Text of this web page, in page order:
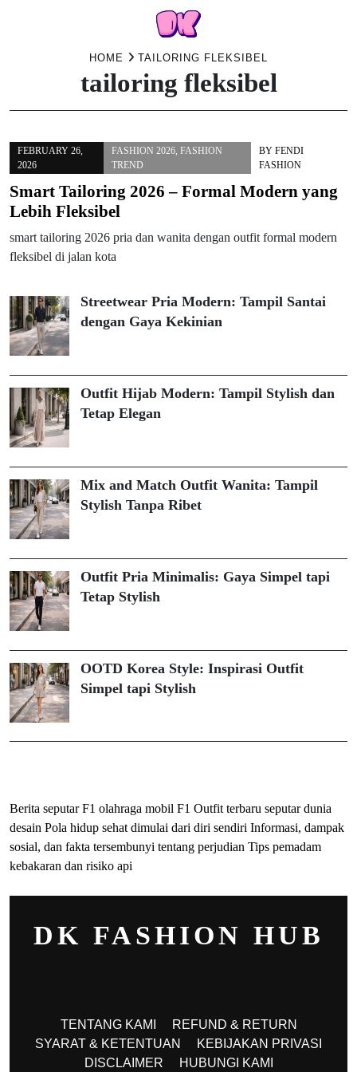
HOME TAILORING FLEKSIBEL
tailoring fleksibel
FEBRUARY 26,
2026
FASHION 2026,FASHION
TREND
BY FENDI
FASHION
Smart Tailoring 2026 – Formal Modern yang
Lebih Fleksibel
smart tailoring 2026 pria dan wanita dengan outfit formal modern
fleksibel di jalan kota
Streetwear Pria Modern: Tampil Santai
dengan Gaya Kekinian
Outfit Hijab Modern: Tampil Stylish dan
Tetap Elegan
Mix and Match Outfit Wanita: Tampil
Stylish Tanpa Ribet
Outfit Pria Minimalis: Gaya Simpel tapi
Tetap Stylish
OOTD Korea Style: Inspirasi Outfit
Simpel tapi Stylish
Berita seputar F1 olahraga mobil F1 Outfit terbaru seputar dunia
desain Pola hidup sehat dimulai dari diri sendiri Informasi, dampak
sosial, dan fakta tersembunyi tentang perjudian Tips pemadam
kebakaran dan risiko api
DK FASHION HUB
TENTANG KAMI
REFUND & RETURN
SYARAT & KETENTUAN
KEBIJAKAN PRIVASI
DISCLAIMER
HUBUNGI KAMI